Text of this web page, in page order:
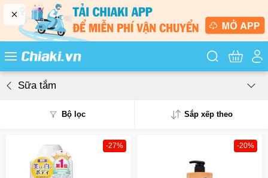
Tìm kiếm
Sữa tắm
Bộ lọc Sắp xếp theo
-27% -20%